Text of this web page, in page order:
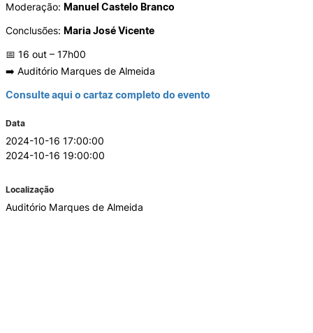
©2026 Instituto Politécnico de Coimbra | Instituto Superior de Contabilidade e Administração de
Coimbra. Todos os direitos reservados.
Moderação: Manuel Castelo Branco
Conclusões: Maria José Vicente
📅 16 out – 17h00
➡️ Auditório Marques de Almeida
Consulte aqui o cartaz completo do evento
Data
2024-10-16 17:00:00
2024-10-16 19:00:00
Localização
Auditório Marques de Almeida